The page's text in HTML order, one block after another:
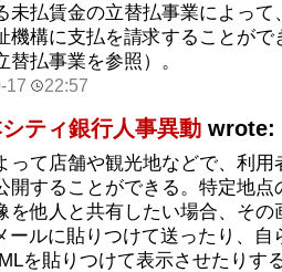
未払賃金の立替払事業によっ
機構に支払を請求することが
替払事業を参照）。
17 22:57
ティ銀行人事異動 wrote:
って店舗や観光地などで、利
開することができる。特定地
を他人と共有したい場合、その
ールに貼りつけて送ったり、自
を貼りつけて表示させたりす